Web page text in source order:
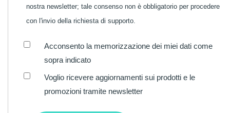
nostra newsletter; tale consenso non è obbligatorio per procedere
con l'invio della richiesta di supporto.
Acconsento la memorizzazione dei miei dati come
sopra indicato
Voglio ricevere aggiornamenti sui prodotti e le
promozioni tramite newsletter